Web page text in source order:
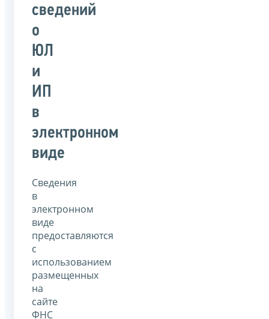
сведений
о
ЮЛ
и
ИП
в
электронном
виде
Сведения
в
электронном
виде
предоставляются
с
использованием
размещенных
на
сайте
ФНС